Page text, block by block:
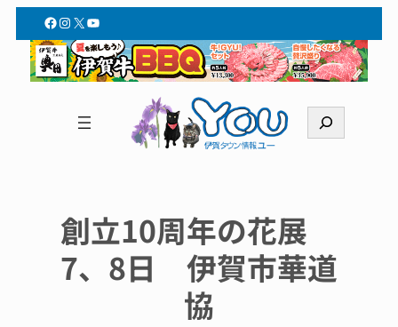
Facebook
Instagram
X YouTube
索
創立10周年の花展
7、8日 伊賀市華道
協